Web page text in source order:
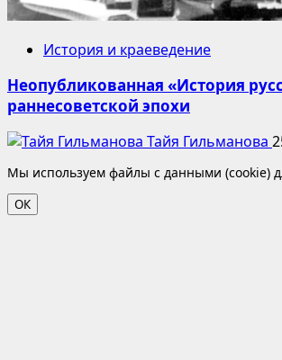
История и краеведение
Неопубликованная «История
раннесоветской эпохи
Тайя Гильманова
Мы используем файлы с данными (cookie)
ОК